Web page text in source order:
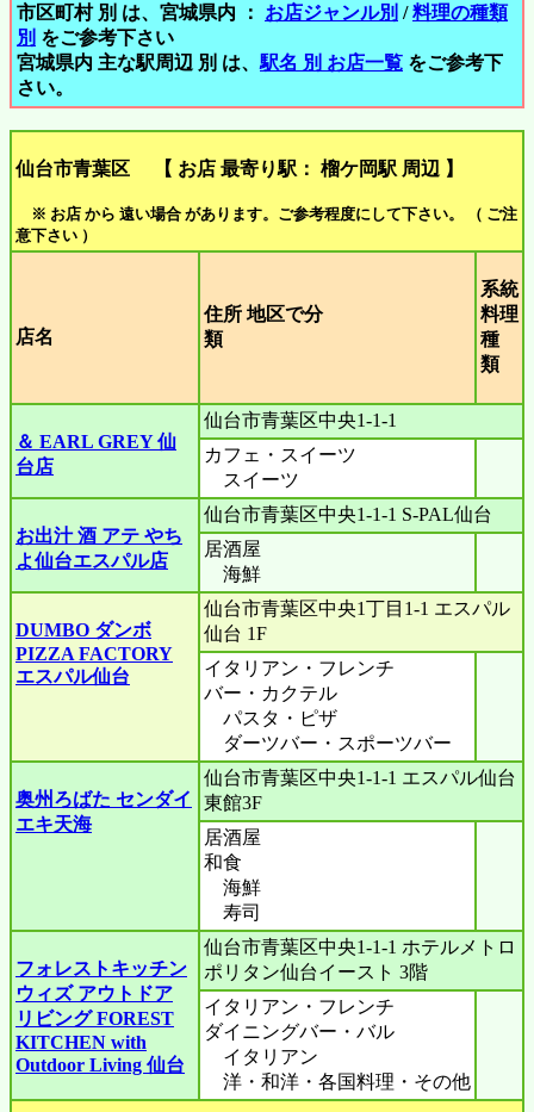
市区町村 別 は、宮城県内 ： お店ジャンル別 /料理の種類
別 をご参考下さい
宮城県内 主な駅周辺 別 は、駅名 別 お店一覧 をご参考下
さい。
仙台市青葉区 【 お店 最寄り駅： 榴ケ岡駅 周辺 】
※ お店 から 遠い場合 があります。ご参考程度にして下さい。 （ ご注
意下さい ）
店名
住所 地区で分
類
系統
料理
種
類
＆ EARL GREY 仙
台店
仙台市青葉区中央1-1-1
カフェ・スイーツ
スイーツ
お出汁 酒 アテ やち
よ仙台エスパル店
仙台市青葉区中央1-1-1 S-PAL仙台
居酒屋
海鮮
DUMBO ダンボ
PIZZA FACTORY
エスパル仙台
仙台市青葉区中央1丁目1-1 エスパル
仙台 1F
イタリアン・フレンチ
バー・カクテル
パスタ・ピザ
ダーツバー・スポーツバー
奥州ろばた センダイ
エキ天海
仙台市青葉区中央1-1-1 エスパル仙台
東館3F
居酒屋
和食
海鮮
寿司
フォレストキッチン
ウィズ アウトドア
リビング FOREST
KITCHEN with
Outdoor Living 仙台
仙台市青葉区中央1-1-1 ホテルメトロ
ポリタン仙台イースト 3階
イタリアン・フレンチ
ダイニングバー・バル
イタリアン
洋・和洋・各国料理・その他